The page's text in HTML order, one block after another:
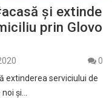
și extinde
prin Glovo
0
extinderea serviciului de
și…